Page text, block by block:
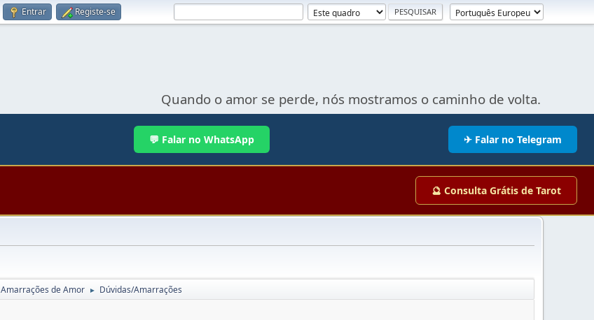
Entrar Registe-se
Quando o amor se perde, nós mostramos o caminho de volta.
💬 Falar no WhatsApp ✈ Falar no Telegram
🔮 Consulta Grátis de Tarot
Amarrações de Amor ► Dúvidas/Amarrações